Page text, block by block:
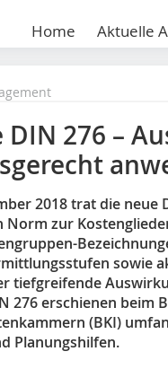
Home Aktuelle
DIN 276 –
2018 trat die neue
Norm zur
sowie
tiefgreifende
276 erschienen
(BKI)
Planungshilfen.